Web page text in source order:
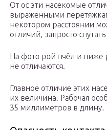
От ос эти насекомые
выраженными
некотором расстоянии
отличий, запросто
На фото рой пчёл и
не отличаются.
Главное отличие этих
их величина. Рабочая
35 миллиметров в длину.